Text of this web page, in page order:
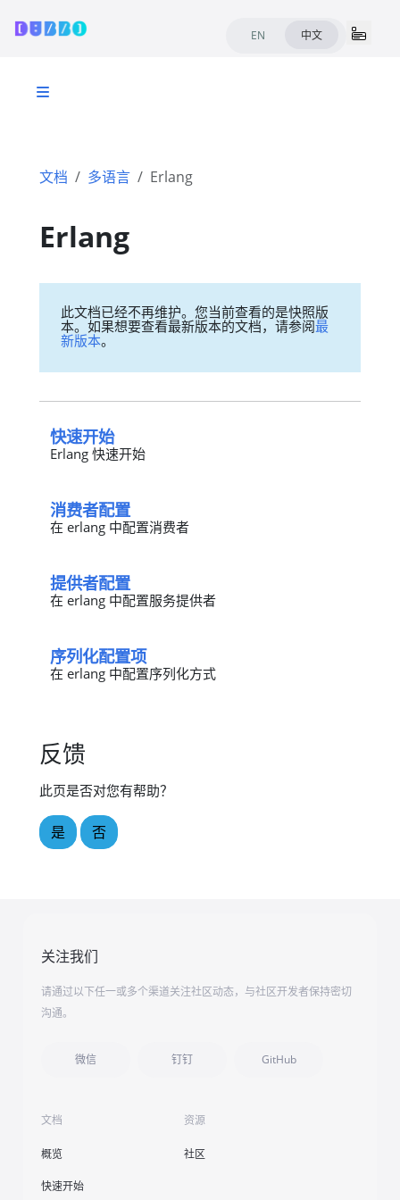
EN 中文
文档 多语言 Erlang
Erlang
此文档已经不再维护。您当前查看的是快照版
本。如果想要查看最新版本的文档，请参阅最
新版本。
快速开始
Erlang 快速开始
消费者配置
在 erlang 中配置消费者
提供者配置
在 erlang 中配置服务提供者
序列化配置项
在 erlang 中配置序列化方式
反馈
此页是否对您有帮助？
是 否
关注我们
请通过以下任一或多个渠道关注社区动态，与社区开发者保持密切
沟通。
微信 钉钉 GitHub
文档
概览
快速开始
资源
社区